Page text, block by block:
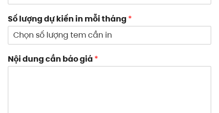
Số lượng dự kiến in mỗi tháng *
Nội dung cần báo giá *